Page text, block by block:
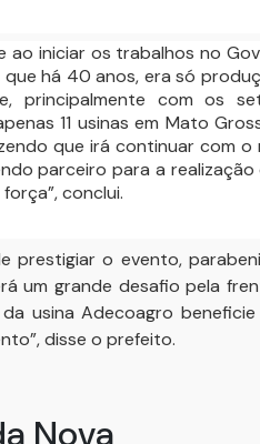
ao iniciar os trabalhos no
há 40 anos, era só
principalmente com os
11 usinas em Mato
que irá continuar com
parceiro para a
conclui.
o evento,
um grande desafio pela
usina Adecoagro
disse o prefeito.
Nova